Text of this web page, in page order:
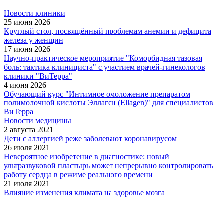
Новости клиники
25 июня 2026
Круглый стол, посвящённый проблемам анемии и дефицита
железа у женщин
17 июня 2026
Научно-практическое мероприятие "Коморбидная тазовая
боль: тактика клинициста" с участием врачей-гинекологов
клиники "ВиТерра"
4 июня 2026
Обучающий курс "Интимное омоложение препаратом
полимолочной кислоты Эллаген (Ellagen)" для специалистов
ВиТерра
Новости медицины
2 августа 2021
Дети с аллергией реже заболевают коронавирусом
26 июля 2021
Невероятное изобретение в диагностике: новый
ультразвуковой пластырь может непрерывно контролировать
работу сердца в режиме реального времени
21 июля 2021
Влияние изменения климата на здоровье мозга